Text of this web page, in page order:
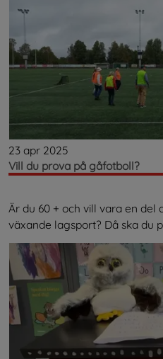
23 apr 2025
Vill du prova på gåfotboll?
Är du 60 + och vill vara en del
växande lagsport? Då ska du